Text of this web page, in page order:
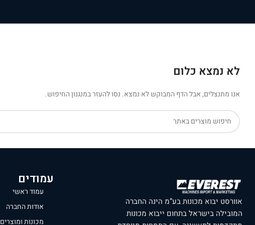
לא נמצא כלום
אנו מתנצלים, אבל הדף המבוקש לא נמצא. נסו להעזר במנגנון החיפוש.
אוורסט יבוא מכונות בע”מ הינה החברה
המובילה בישראל בתחום ייבוא מכונות
עמודים
עמוד ראשי
אודות החברה
מכונות ומוצרים